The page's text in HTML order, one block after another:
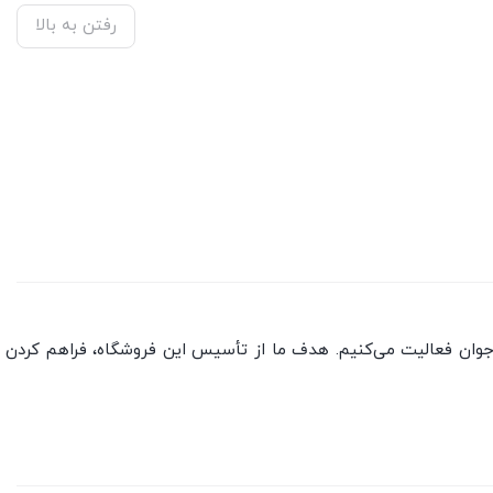
رفتن به بالا
فعالیت می‌کنیم. هدف ما از تأسیس این فروشگاه، فراهم کردن